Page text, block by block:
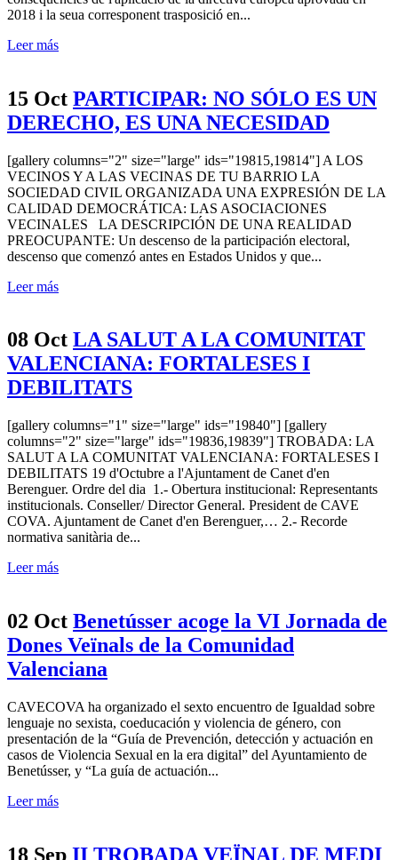
2018 i la seua corresponent trasposició en...
Leer más
15 Oct PARTICIPAR: NO SÓLO ES UN
DERECHO, ES UNA NECESIDAD
[gallery columns="2" size="large" ids="19815,19814"] A LOS
VECINOS Y A LAS VECINAS DE TU BARRIO LA
SOCIEDAD CIVIL ORGANIZADA UNA EXPRESIÓN DE LA
CALIDAD DEMOCRÁTICA: LAS ASOCIACIONES
VECINALES LA DESCRIPCIÓN DE UNA REALIDAD
PREOCUPANTE: Un descenso de la participación electoral,
descenso que comenzó antes en Estados Unidos y que...
Leer más
08 Oct LA SALUT A LA COMUNITAT
VALENCIANA: FORTALESES I
DEBILITATS
[gallery columns="1" size="large" ids="19840"] [gallery
columns="2" size="large" ids="19836,19839"] TROBADA: LA
SALUT A LA COMUNITAT VALENCIANA: FORTALESES I
DEBILITATS 19 d'Octubre a l'Ajuntament de Canet d'en
Berenguer. Ordre del dia 1.- Obertura institucional: Representants
institucionals. Conseller/ Director General. President de CAVE
COVA. Ajuntament de Canet d'en Berenguer,… 2.- Recorde
normativa sanitària de...
Leer más
02 Oct Benetússer acoge la VI Jornada de
Dones Veïnals de la Comunidad
Valenciana
CAVECOVA ha organizado el sexto encuentro de Igualdad sobre
lenguaje no sexista, coeducación y violencia de género, con
presentación de la “Guía de Prevención, detección y actuación en
casos de Violencia Sexual en la era digital” del Ayuntamiento de
Benetússer, y “La guía de actuación...
Leer más
18 Sep II TROBADA VEÏNAL DE MEDI